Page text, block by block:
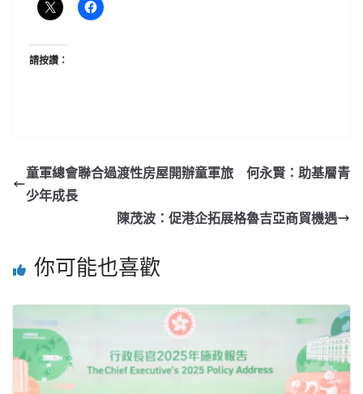
請按讚：
童軍總會聯合過渡性房屋開辦童軍旅 何永賢：助基層青
少年成長
陳茂波：促港企拓展格魯吉亞商貿機遇
你可能也喜歡